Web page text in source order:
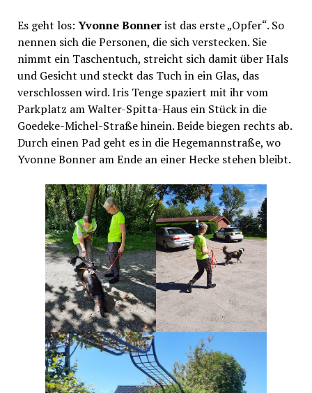
Es geht los: Yvonne Bonnerist das erste „Opfer“. So
nennen sich die Personen, die sich verstecken. Sie
nimmt ein Taschentuch, streicht sich damit über Hals
und Gesicht und steckt das Tuch in ein Glas, das
verschlossen wird. Iris Tenge spaziert mit ihr vom
Parkplatz am Walter-Spitta-Haus ein Stück in die
Goedeke-Michel-Straße hinein. Beide biegen rechts ab.
Durch einen Pad geht es in die Hegemannstraße, wo
Yvonne Bonner am Ende an einer Hecke stehen bleibt.